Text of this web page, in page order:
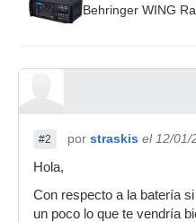
Behringer WING
#2 por straskis el 12/01/
Hola,
Con respecto a la batería
un poco lo que te vendría